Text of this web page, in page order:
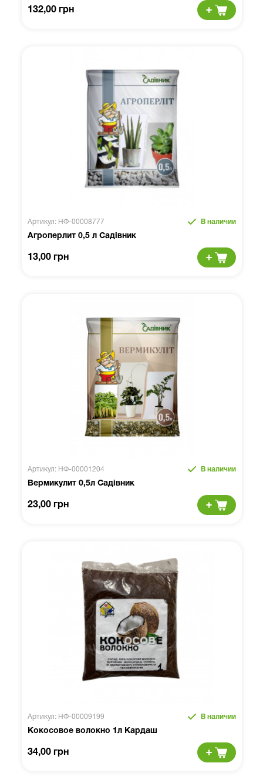
132,00 грн
Артикул: НФ-00008777 В наличии
Агроперлит 0,5 л Садівник
13,00 грн
Артикул: НФ-00001204 В наличии
Вермикулит 0,5л Садівник
23,00 грн
Артикул: НФ-00009199 В наличии
Кокосовое волокно 1л Кардаш
34,00 грн